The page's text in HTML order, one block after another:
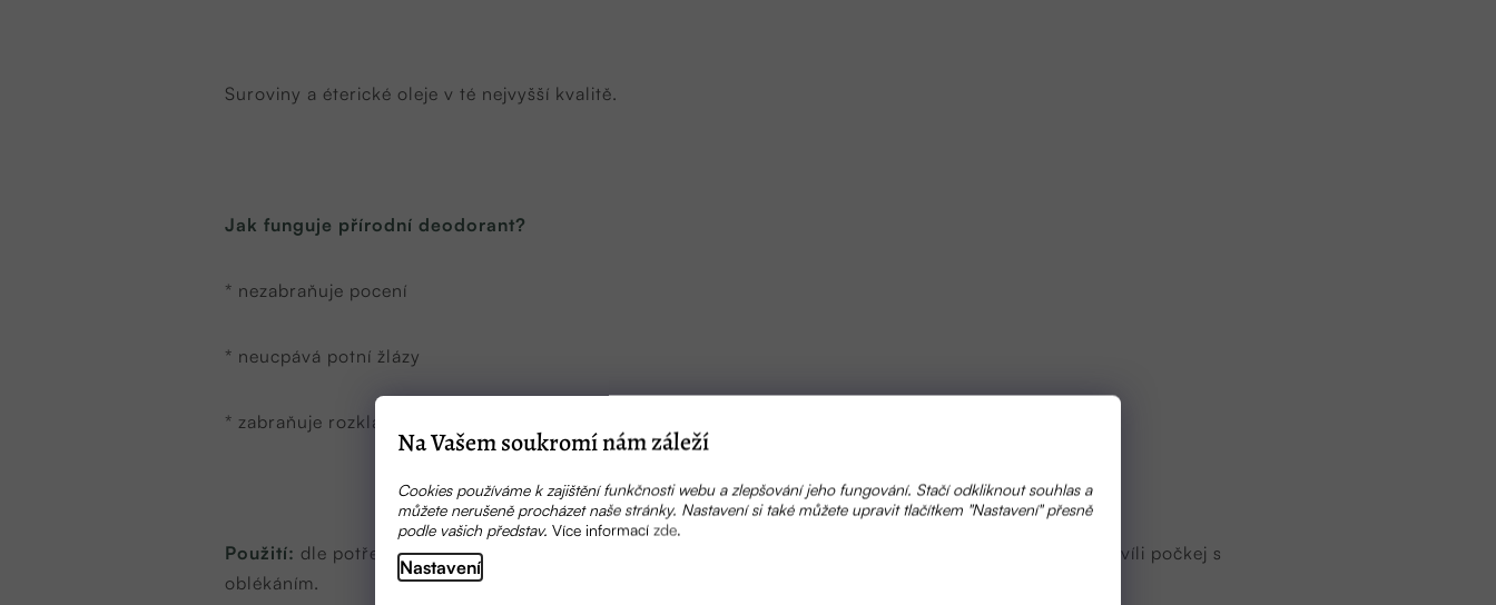
Na Vašem soukromí nám záleží
Cookies používáme k zajištění funkčnosti webu a zlepšování jeho fungování. Stačí odkliknout souhlas a
můžete nerušeně procházet naše stránky. Nastavení si také můžete upravit tlačítkem "Nastavení" přesně
podle vašich představ. Více informací zde.
Nastavení
Suroviny a éterické oleje v té nejvyšší kvalitě.
Jak funguje přírodní deodorant?
* nezabraňuje pocení
* neucpává potní žlázy
* zabraňuje rozkladu potu a tím eliminuje zápach
Použití: dle potřeby nanestedostatečné
množství deodorantu po celé oblasti podpaží. Po nanesení chvíli počkej s
oblékáním.